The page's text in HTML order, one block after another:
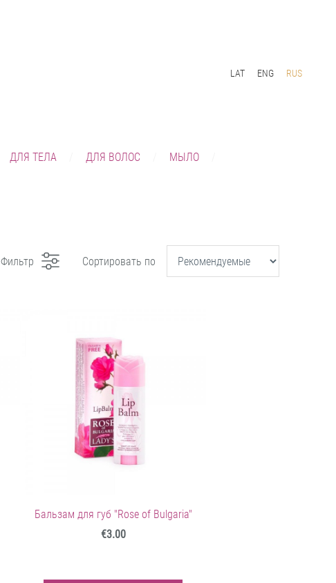
LAT ENG RUS
ДЛЯ ТЕЛА ДЛЯ ВОЛОС МЫЛО
Фильтр Сортировать по
Бальзам для губ "Rose of Bulgaria"
€3.00